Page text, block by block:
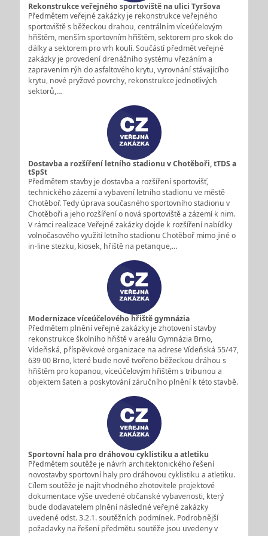
Rekonstrukce veřejného sportoviště na ulici Tyršova
Předmětem veřejné zakázky je rekonstrukce veřejného
sportoviště s běžeckou drahou, centrálním víceúčelovým
hřištěm, menším sportovním hřištěm, sektorem pro skok do
dálky a sektorem pro vrh koulí. Součástí předmět veřejné
zakázky je provedení drenážního systému vřezáním a
zapravením rýh do asfaltového krytu, vyrovnání stávajícího
krytu, nové pryžové povrchy, rekonstrukce jednotlivých
sektorů,…
Dostavba a rozšíření letního stadionu v Chotěboři, tTDS a
tSpSt
Předmětem stavby je dostavba a rozšíření sportovišť,
technického zázemí a vybavení letního stadionu ve městě
Chotěboř. Tedy úprava současného sportovního stadionu v
Chotěboři a jeho rozšíření o nová sportoviště a zázemí k nim.
V rámci realizace Veřejné zakázky dojde k rozšíření nabídky
volnočasového využití letního stadionu Chotěboř mimo jiné o
in-line stezku, kiosek, hřiště na petanque,…
Modernizace víceúčelového hřiště gymnázia
Předmětem plnění veřejné zakázky je zhotovení stavby
rekonstrukce školního hřiště v areálu Gymnázia Brno,
Vídeňská, příspěvkové organizace na adrese Vídeňská 55/47,
639 00 Brno, které bude nově tvořeno běžeckou dráhou s
hřištěm pro kopanou, víceúčelovým hřištěm s tribunou a
objektem šaten a poskytování záručního plnění k této stavbě.
Sportovní hala pro dráhovou cyklistiku a atletiku
Předmětem soutěže je návrh architektonického řešení
novostavby sportovní haly pro dráhovou cyklistiku a atletiku.
Cílem soutěže je najít vhodného zhotovitele projektové
dokumentace výše uvedené občanské vybavenosti, který
bude dodavatelem plnění následné veřejné zakázky
uvedené odst. 3.2.1. soutěžních podmínek. Podrobnější
požadavky na řešení předmětu soutěže jsou uvedeny v